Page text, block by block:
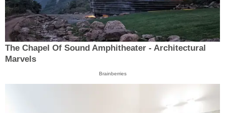
The Chapel Of Sound Amphitheater - Architectural
Marvels
Brainberries